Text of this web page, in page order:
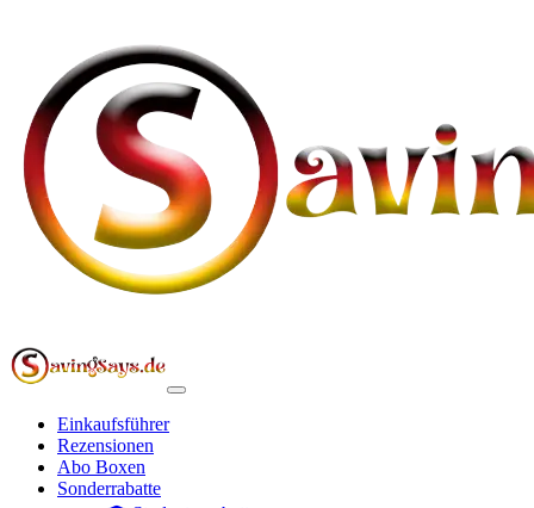
Einkaufsführer
Rezensionen
Abo Boxen
Sonderrabatte